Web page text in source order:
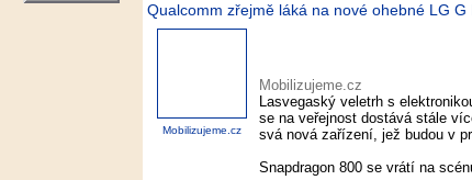
Qualcomm zřejmě láká na nové ohebné LG
Mobilizujeme.cz
Mobilizujeme.cz
Lasvegaský veletrh s
se na veřejnost dostává stále
svá nová zařízení, jež budou v
Snapdragon 800 se vrátí na